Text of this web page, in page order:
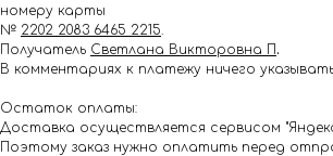
номеру карты
№ 2202 2083 6465 2215.
Получатель Светлана Викторовна П .
В комментариях к платежу ничего
Остаток оплаты:
Доставка осуществляется сервисом
Поэтому заказ нужно оплатить перед